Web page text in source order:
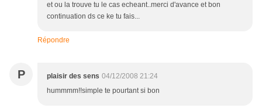
et ou la trouve tu le cas echeant..merci d'avance et bon
continuation ds ce ke tu fais...
Répondre
P plaisir des sens 04/12/2008 21:24
hummmm!!simple te pourtant si bon